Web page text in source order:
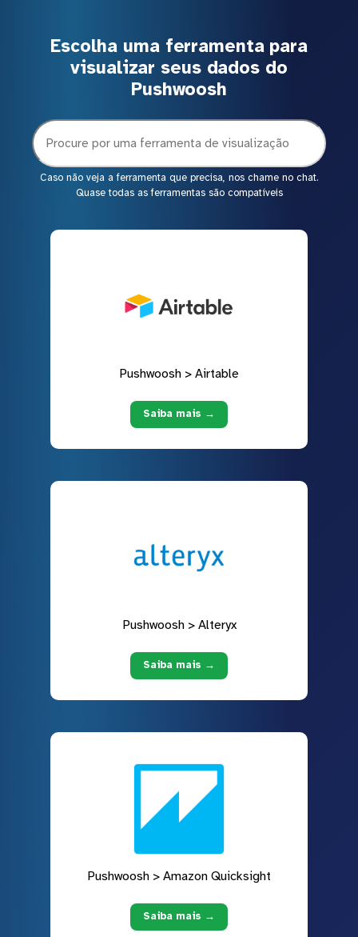
Escolha uma ferramenta para
visualizar seus dados do
Pushwoosh
Caso não veja a ferramenta que precisa, nos chame no chat.
Quase todas as ferramentas são compatíveis
Pushwoosh > Airtable
Saiba mais →
Pushwoosh > Alteryx
Saiba mais →
Pushwoosh > Amazon Quicksight
Saiba mais →